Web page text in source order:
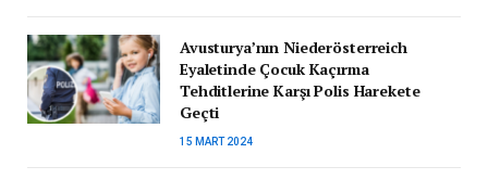
Avusturya’nın Niederösterreich
Eyaletinde Çocuk Kaçırma
Tehditlerine Karşı Polis Harekete
Geçti
15 MART 2024